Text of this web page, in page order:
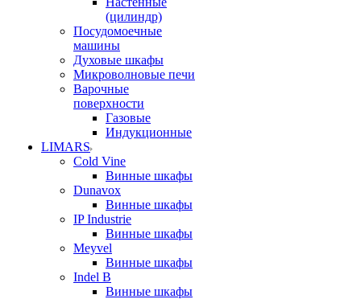
(цилиндр)
Посудомоечные
машины
Духовые шкафы
Микроволновые печи
Варочные
поверхности
Газовые
Индукционные
LIMARS
Cold Vine
Винные шкафы
Dunavox
Винные шкафы
IP Industrie
Винные шкафы
Meyvel
Винные шкафы
Indel B
Винные шкафы